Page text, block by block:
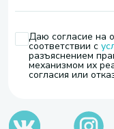
Даю согласие на
соответствии с
разъяснением
механизмом их
согласия или